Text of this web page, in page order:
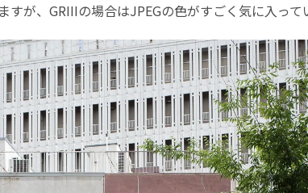
が、GRIIIの場合はJPEGの色がすごく気に入って